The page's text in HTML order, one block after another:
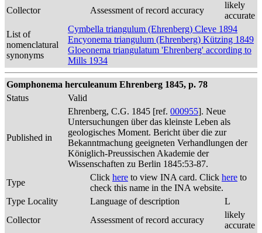
Collector
Assessment of record accuracy
likely
accurate
List of
nomenclatural
synonyms
Cymbella triangulum (Ehrenberg) Cleve 1894
Encyonema triangulum (Ehrenberg) Kützing 1849
Gloeonema triangulatum 'Ehrenberg' according to
Mills 1934
Gomphonema herculeanum Ehrenberg 1845, p. 78
Status
Valid
Published in
Ehrenberg, C.G. 1845 [ref. 000955]. Neue
Untersuchungen über das kleinste Leben als
geologisches Moment. Bericht über die zur
Bekanntmachung geeigneten Verhandlungen der
Königlich-Preussischen Akademie der
Wissenschaften zu Berlin 1845:53-87.
Type
Click here to view INA card. Click here to
check this name in the INA website.
Type Locality
Language of description
L
Collector
Assessment of record accuracy
likely
accurate